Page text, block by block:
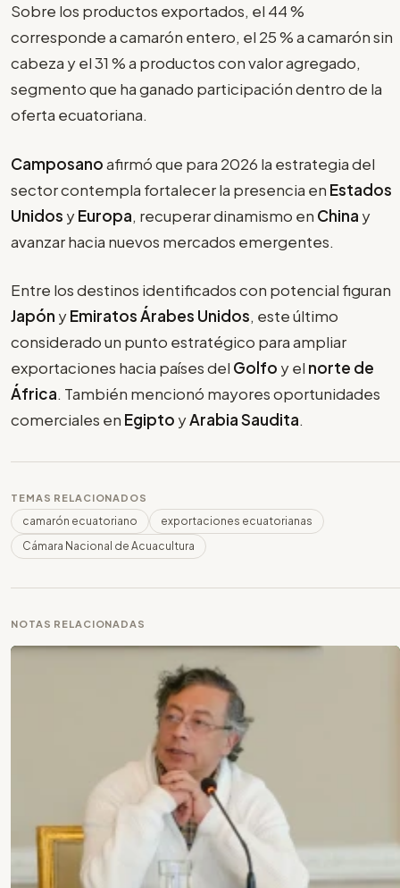
Sobre los productos exportados, el 44 %
corresponde a camarón entero, el 25 % a camarón sin
cabeza y el 31 % a productos con valor agregado,
segmento que ha ganado participación dentro de la
oferta ecuatoriana.
Camposanoafirmó que para 2026 la estrategia del
sector contempla fortalecer la presencia en Estados
Unidos yEuropa, recuperar dinamismo en China y
avanzar hacia nuevos mercados emergentes.
Entre los destinos identificados con potencial figuran
Japón yEmiratos Árabes Unidos, este último
considerado un punto estratégico para ampliar
exportaciones hacia países del Golfo y el norte de
África. También mencionó mayores oportunidades
comerciales en Egipto yArabia Saudita.
TEMAS RELACIONADOS
camarón ecuatoriano
exportaciones ecuatorianas
Cámara Nacional de Acuacultura
NOTAS RELACIONADAS